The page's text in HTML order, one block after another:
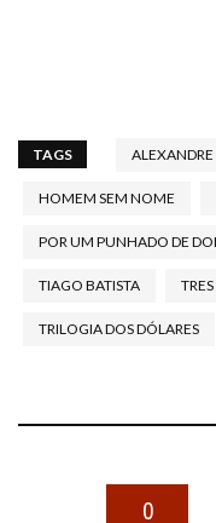
TAGS
HOMEM SEM NOME
POR UM PUNHADO DE
TIAGO BATISTA
TRILOGIA DOS DÓLARES
0